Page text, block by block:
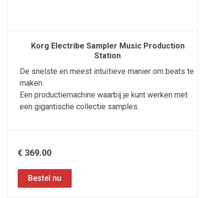
Korg Electribe Sampler Music Production
Station
De snelste en meest intuïtieve manier om beats te
maken.
Een productiemachine waarbij je kunt werken met
een gigantische collectie samples.
€ 369.00